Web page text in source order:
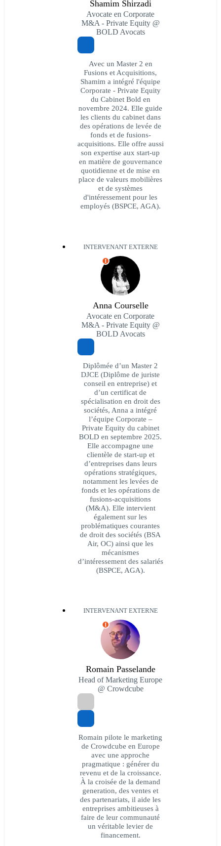
Shamim Shirzadi
Avocate en Corporate
M&A - Private Equity @
BOLD Avocats
Avec un Master 2 en
Fusions et Acquisitions,
Shamim a intégré l'équipe
Corporate - Private Equity
du Cabinet Bold en
novembre 2024. Elle guide
les clients du cabinet dans
des opérations de levée de
fonds et de fusions-
acquisitions. Elle offre aussi
son expertise aux start-up
en matière de gouvernance
quotidienne et de mise en
place de valeurs mobilières
et de systèmes
d'intéressement pour les
employés (BSPCE, AGA).
INTERVENANT EXTERNE
I
Anna Courselle
Avocate en Corporate
M&A - Private Equity @
BOLD Avocats
Diplômée d’un Master 2
DJCE (Diplôme de juriste
conseil en entreprise) et
d’un certificat de
spécialisation en droit des
sociétés, Anna a intégré
l’équipe Corporate –
Private Equity du cabinet
BOLD en septembre 2025.
Elle accompagne une
clientèle de start-up et
d’entreprises dans leurs
opérations stratégiques,
notamment les levées de
fonds et les opérations de
fusions-acquisitions
(M&A). Elle intervient
également sur les
problématiques courantes
de droit des sociétés (BSA
Air, OC) ainsi que les
mécanismes
d’intéressement des salariés
(BSPCE, AGA).
INTERVENANT EXTERNE
I
Romain Passelande
Head of Marketing Europe
@ Crowdcube
Romain pilote le marketing
de Crowdcube en Europe
avec une approche
pragmatique : générer du
revenu et de la croissance.
À la croisée de la demand
generation, des ventes et
des partenariats, il aide les
entreprises ambitieuses à
faire de leur communauté
un véritable levier de
financement.